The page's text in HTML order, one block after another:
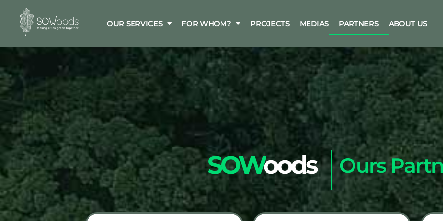
OUR SERVICES FOR WHOM? PROJECTS MEDIAS PARTNERS ABOUT US
SOWoods Ours